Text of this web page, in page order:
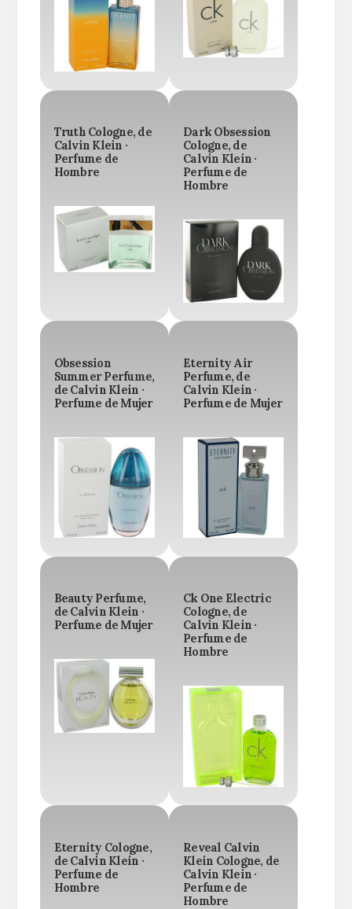
Truth Cologne, de
Calvin Klein ·
Perfume de
Hombre
Dark Obsession
Cologne, de
Calvin Klein ·
Perfume de
Hombre
Obsession
Summer Perfume,
de Calvin Klein ·
Perfume de Mujer
Eternity Air
Perfume, de
Calvin Klein ·
Perfume de Mujer
Beauty Perfume,
de Calvin Klein ·
Perfume de Mujer
Ck One Electric
Cologne, de
Calvin Klein ·
Perfume de
Hombre
Eternity Cologne,
de Calvin Klein ·
Perfume de
Hombre
Reveal Calvin
Klein Cologne, de
Calvin Klein ·
Perfume de
Hombre